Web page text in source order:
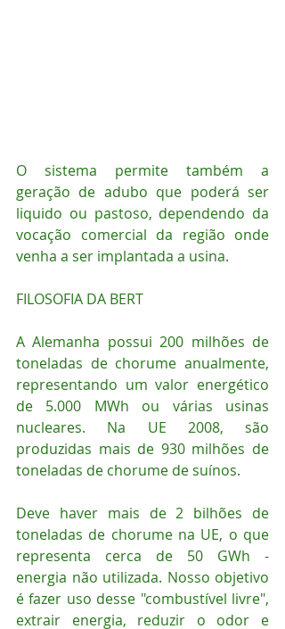
O sistema permite também a
geração de adubo que poderá ser
liquido ou pastoso, dependendo da
vocação comercial da região onde
venha a ser implantada a usina.
FILOSOFIA DA BERT
A Alemanha possui 200 milhões de
toneladas de chorume anualmente,
representando um valor energético
de 5.000 MWh ou várias usinas
nucleares. Na UE 2008, são
produzidas mais de 930 milhões de
toneladas de chorume de suínos.
Deve haver mais de 2 bilhões de
toneladas de chorume na UE, o que
representa cerca de 50 GWh -
energia não utilizada. Nosso objetivo
é fazer uso desse "combustível livre",
extrair energia, reduzir o odor e